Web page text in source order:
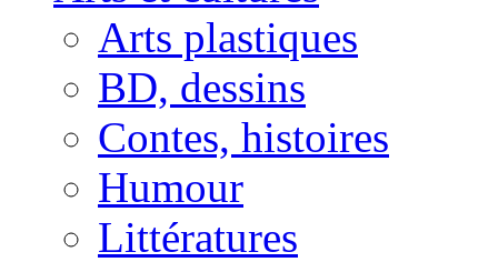
Arts plastiques
BD, dessins
Contes, histoires
Humour
Littératures